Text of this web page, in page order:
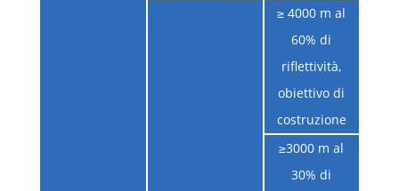
≥ 4000 m al
60% di
riflettività,
obiettivo di
costruzione
≥3000 m al
30% di